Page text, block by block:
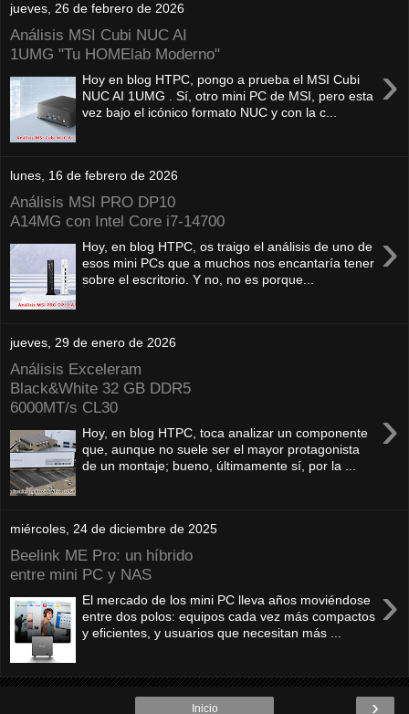
jueves, 26 de febrero de 2026
Análisis MSI Cubi NUC AI
1UMG "Tu HOMElab Moderno"
›
Hoy en blog HTPC, pongo a prueba el MSI Cubi
NUC AI 1UMG . Sí, otro mini PC de MSI, pero esta
vez bajo el icónico formato NUC y con la c...
lunes, 16 de febrero de 2026
Análisis MSI PRO DP10
A14MG con Intel Core i7-14700
›
Hoy, en blog HTPC, os traigo el análisis de uno de
esos mini PCs que a muchos nos encantaría tener
sobre el escritorio. Y no, no es porque...
jueves, 29 de enero de 2026
Análisis Exceleram
Black&White 32 GB DDR5
6000MT/s CL30
›
Hoy, en blog HTPC, toca analizar un componente
que, aunque no suele ser el mayor protagonista
de un montaje; bueno, últimamente sí, por la ...
miércoles, 24 de diciembre de 2025
Beelink ME Pro: un híbrido
entre mini PC y NAS
›
El mercado de los mini PC lleva años moviéndose
entre dos polos: equipos cada vez más compactos
y eficientes, y usuarios que necesitan más ...
›
Inicio